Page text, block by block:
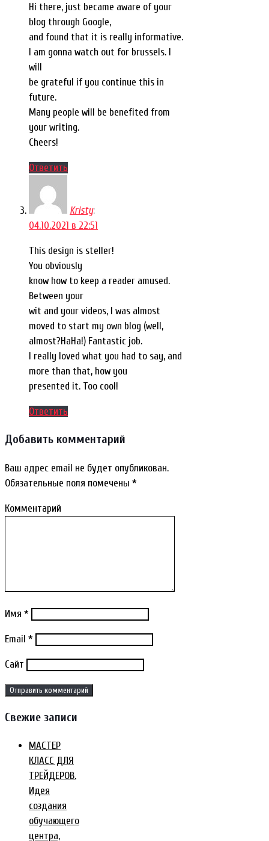
Hi there, just became aware of your
blog through Google,
and found that it is really informative.
I am gonna watch out for brussels. I
will
be grateful if you continue this in
future.
Many people will be benefited from
your writing.
Cheers!
Ответить
Kristy:
04.10.2021 в 22:51
This design is steller!
You obviously
know how to keep a reader amused.
Between your
wit and your videos, I was almost
moved to start my own blog (well,
almost?HaHa!) Fantastic job.
I really loved what you had to say, and
more than that, how you
presented it. Too cool!
Ответить
Добавить комментарий
Ваш адрес email не будет опубликован.
Обязательные поля помечены *
Комментарий
Имя *
Email *
Сайт
Свежие записи
МАСТЕР
КЛАСС ДЛЯ
ТРЕЙДЕРОВ.
Идея
создания
обучающего
центра,